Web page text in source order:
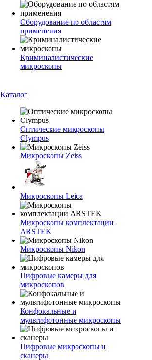
Оборудование по областям
применения
Криминалистические
микроскопы
Каталог
Оптические микроскопы
Olympus
Микроскопы Zeiss
Микроскопы Leica
Микроскопы комплектации
ARSTEK
Микроскопы Nikon
Цифровые камеры для
микроскопов
Конфокальные и
мультифотонные микроскопы
Цифровые микроскопы и
сканеры